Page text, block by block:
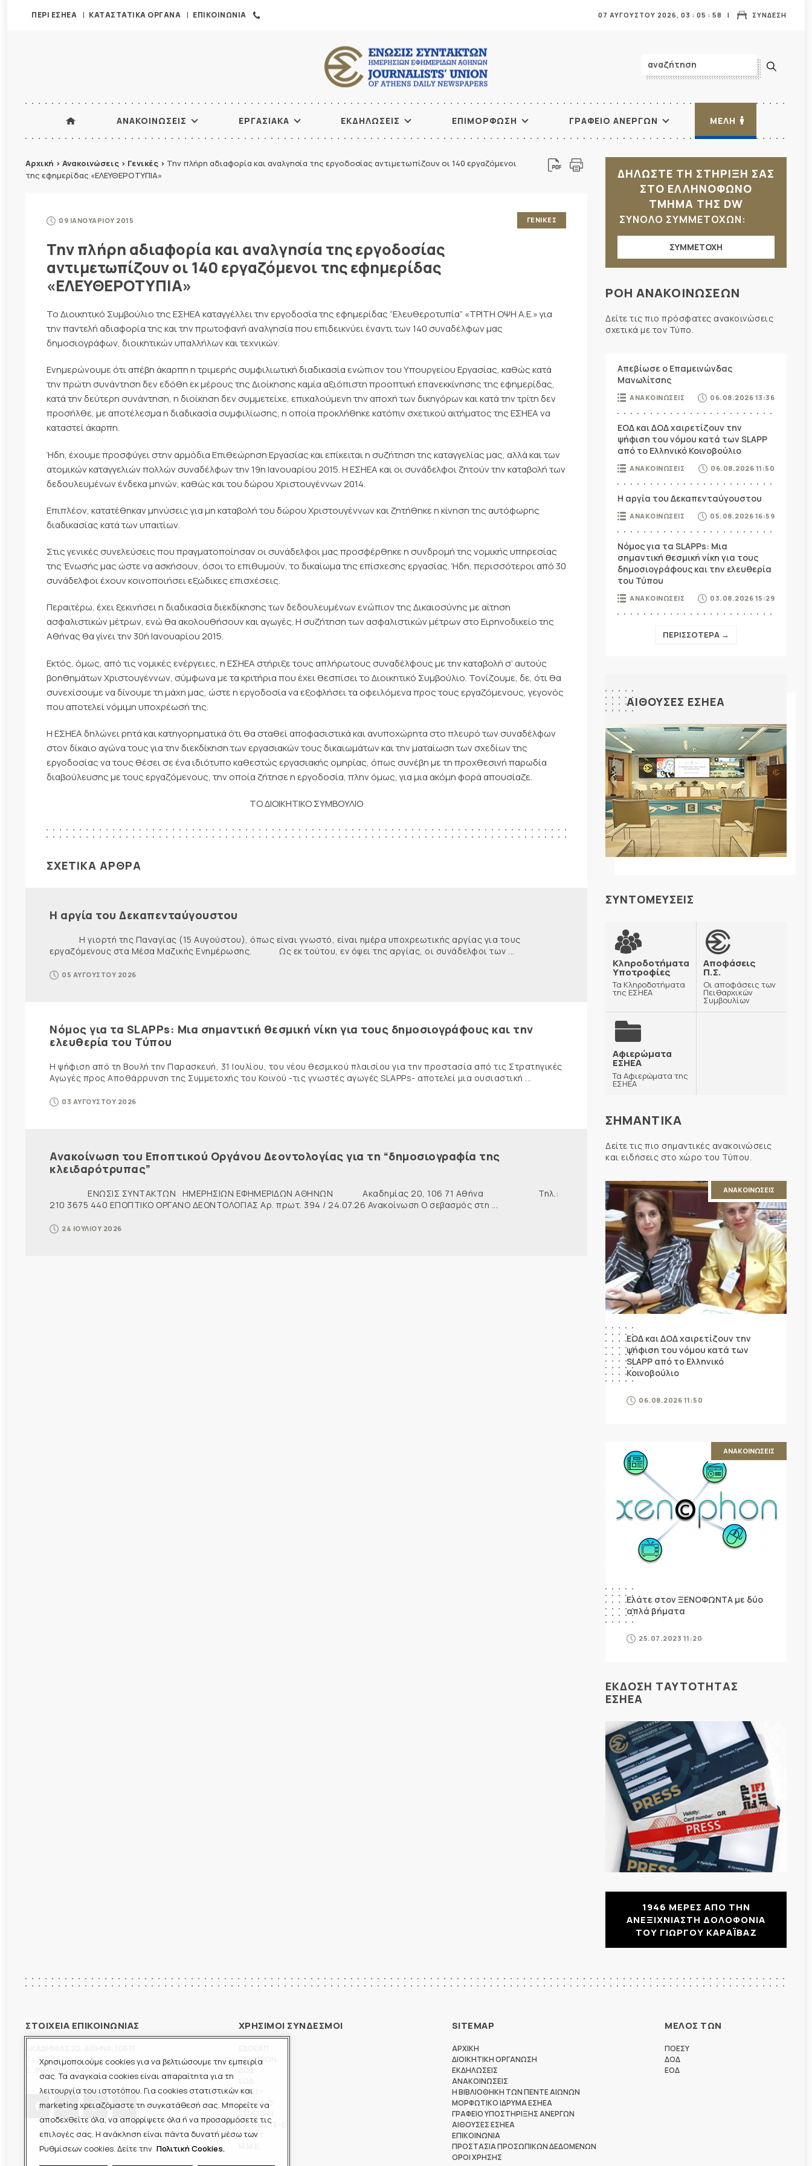
Χρησιμοποιούμε cookies για να βελτιώσουμε την εμπειρία
σας. Τα αναγκαία cookies είναι απαραίτητα για τη
λειτουργία του ιστοτόπου. Για cookies στατιστικών και
marketing χρειαζόμαστε τη συγκατάθεσή σας. Μπορείτε να
αποδεχθείτε όλα, να απορρίψετε όλα ή να προσαρμόσετε τις
επιλογές σας. Η ανάκληση είναι πάντα δυνατή μέσω των
Ρυθμίσεων cookies. Δείτε την Πολιτική Cookies.
ΠΕΡΙ ΕΣΗΕΑ ΚΑΤΑΣΤΑΤΙΚΑ ΟΡΓΑΝΑ ΕΠΙΚΟΙΝΩΝΙΑ ΣΥΝΔΕΣΗ
07 ΑΥΓΟΥΣΤΟΥ 2026, 03 : 06 : 00
ΑΝΑΚΟΙΝΩΣΕΙΣ ΕΡΓΑΣΙΑΚΑ ΕΚΔΗΛΩΣΕΙΣ ΕΠΙΜΟΡΦΩΣΗ ΓΡΑΦΕΙΟ ΑΝΕΡΓΩΝ ΜΕΛΗ
Αρχική > Ανακοινώσεις > Γενικές > Την πλήρη αδιαφορία και αναλγησία της εργοδοσίας αντιμετωπίζουν οι 140 εργαζόμενοι
της εφημερίδας «ΕΛΕΥΘΕΡΟΤΥΠΙΑ»
09 ΙΑΝΟΥΑΡΙΟΥ 2015 ΓΕΝΙΚΕΣ
Την πλήρη αδιαφορία και αναλγησία της εργοδοσίας
αντιμετωπίζουν οι 140 εργαζόμενοι της εφημερίδας
«ΕΛΕΥΘΕΡΟΤΥΠΙΑ»
Το Διοικητικό Συμβούλιο της ΕΣΗΕΑ καταγγέλλει την εργοδοσία της εφημερίδας “Ελευθεροτυπία” «ΤΡΙΤΗ ΟΨΗ Α.Ε.» για
την παντελή αδιαφορία της και την πρωτοφανή αναλγησία που επιδεικνύει έναντι των 140 συναδέλφων μας
δημοσιογράφων, διοικητικών υπαλλήλων και τεχνικών.
Ενημερώνουμε ότι απέβη άκαρπη η τριμερής συμφιλιωτική διαδικασία ενώπιον του Υπουργείου Εργασίας, καθώς κατά
την πρώτη συνάντηση δεν εδόθη εκ μέρους της Διοίκησης καμία αξιόπιστη προοπτική επανεκκίνησης της εφημερίδας,
κατά την δεύτερη συνάντηση, η διοίκηση δεν συμμετείχε, επικαλούμενη την αποχή των δικηγόρων και κατά την τρίτη δεν
προσήλθε, με αποτέλεσμα η διαδικασία συμφιλίωσης, η οποία προκλήθηκε κατόπιν σχετικού αιτήματος της ΕΣΗΕΑ να
καταστεί άκαρπη.
Ήδη, έχουμε προσφύγει στην αρμόδια Επιθεώρηση Εργασίας και επίκειται η συζήτηση της καταγγελίας μας, αλλά και των
ατομικών καταγγελιών πολλών συναδέλφων την 19η Ιανουαρίου 2015. Η ΕΣΗΕΑ και οι συνάδελφοι ζητούν την καταβολή των
δεδουλευμένων ένδεκα μηνών, καθώς και του δώρου Χριστουγέννων 2014.
Επιπλέον, κατατέθηκαν μηνύσεις για μη καταβολή του δώρου Χριστουγέννων και ζητήθηκε η κίνηση της αυτόφωρης
διαδικασίας κατά των υπαιτίων.
Στις γενικές συνελεύσεις που πραγματοποίησαν οι συνάδελφοι μας προσφέρθηκε η συνδρομή της νομικής υπηρεσίας
της Ένωσής μας ώστε να ασκήσουν, όσοι το επιθυμούν, το δικαίωμα της επίσχεσης εργασίας. Ήδη, περισσότεροι από 30
συνάδελφοι έχουν κοινοποιήσει εξώδικες επισχέσεις.
Περαιτέρω, έχει ξεκινήσει η διαδικασία διεκδίκησης των δεδουλευμένων ενώπιον της Δικαιοσύνης με αίτηση
ασφαλιστικών μέτρων, ενώ θα ακολουθήσουν και αγωγές. Η συζήτηση των ασφαλιστικών μέτρων στο Ειρηνοδικείο της
Αθήνας θα γίνει την 30ή Ιανουαρίου 2015.
Εκτός, όμως, από τις νομικές ενέργειες, η ΕΣΗΕΑ στήριξε τους απλήρωτους συναδέλφους με την καταβολή σ’ αυτούς
βοηθημάτων Χριστουγέννων, σύμφωνα με τα κριτήρια που έχει θεσπίσει το Διοικητικό Συμβούλιο. Τονίζουμε, δε, ότι θα
συνεχίσουμε να δίνουμε τη μάχη μας, ώστε η εργοδοσία να εξοφλήσει τα οφειλόμενα προς τους εργαζόμενους, γεγονός
που αποτελεί νόμιμη υποχρέωσή της.
Η ΕΣΗΕΑ δηλώνει ρητά και κατηγορηματικά ότι θα σταθεί αποφασιστικά και ανυποχώρητα στο πλευρό των συναδέλφων
στον δίκαιο αγώνα τους για την διεκδίκηση των εργασιακών τους δικαιωμάτων και την ματαίωση των σχεδίων της
εργοδοσίας να τους θέσει σε ένα ιδιότυπο καθεστώς εργασιακής ομηρίας, όπως συνέβη με τη προχθεσινή παρωδία
διαβούλευσης με τους εργαζόμενους, την οποία ζήτησε η εργοδοσία, πλην όμως, για μια ακόμη φορά απουσίαζε.
ΤΟ ΔΙΟΙΚΗΤΙΚΟ ΣΥΜΒΟΥΛΙΟ
ΣΧΕΤΙΚΑ ΑΡΘΡΑ
Η αργία του Δεκαπενταύγουστου
Η γιορτή της Παναγίας (15 Αυγούστου), όπως είναι γνωστό, είναι ημέρα υποχρεωτικής αργίας για τους
εργαζόμενους στα Μέσα Μαζικής Ενημέρωσης. Ως εκ τούτου, εν όψει της αργίας, οι συνάδελφοι των ...
05 ΑΥΓΟΥΣΤΟΥ 2026
Νόμος για τα SLAPPs: Μια σημαντική θεσμική νίκη για τους δημοσιογράφους και την
ελευθερία του Τύπου
Η ψήφιση από τη Βουλή την Παρασκευή, 31 Ιουλίου, του νέου θεσμικού πλαισίου για την προστασία από τις Στρατηγικές
Αγωγές προς Αποθάρρυνση της Συμμετοχής του Κοινού -τις γνωστές αγωγές SLAPPs- αποτελεί μια ουσιαστική ...
03 ΑΥΓΟΥΣΤΟΥ 2026
Ανακοίνωση του Εποπτικού Οργάνου Δεοντολογίας για τη “δημοσιογραφία της
κλειδαρότρυπας”
ΕΝΩΣΙΣ ΣΥΝΤΑΚΤΩΝ ΗΜΕΡΗΣΙΩΝ ΕΦΗΜΕΡΙΔΩΝ ΑΘΗΝΩΝ Ακαδημίας 20, 106 71 Αθήνα Τηλ.:
210 3675 440 ΕΠΟΠΤΙΚΟ ΟΡΓΑΝΟ ΔΕΟΝΤΟΛΟΓΙΑΣ Αρ. πρωτ. 394 / 24.07.26 Ανακοίνωση Ο σεβασμός στη ...
24 ΙΟΥΛΙΟΥ 2026
ΔΗΛΩΣΤΕ ΤΗ ΣΤΗΡΙΞΗ ΣΑΣ
ΣΤΟ ΕΛΛΗΝΟΦΩΝΟ
ΤΜΗΜΑ ΤΗΣ DW
ΣΥΝΟΛΟ ΣΥΜΜΕΤΟΧΩΝ:
ΣΥΜΜΕΤΟΧΗ
ΡΟΗ ΑΝΑΚΟΙΝΩΣΕΩΝ
Δείτε τις πιο πρόσφατες ανακοινώσεις
σχετικά με τον Τύπο.
Απεβίωσε ο Επαμεινώνδας
Μανωλίτσης
ΑΝΑΚΟΙΝΩΣΕΙΣ 06.08.2026 13:36
ΕΟΔ και ΔΟΔ χαιρετίζουν την
ψήφιση του νόμου κατά των SLAPP
από το Ελληνικό Κοινοβούλιο
ΑΝΑΚΟΙΝΩΣΕΙΣ 06.08.2026 11:50
Η αργία του Δεκαπενταύγουστου
ΑΝΑΚΟΙΝΩΣΕΙΣ 05.08.2026 16:59
Νόμος για τα SLAPPs: Μια
σημαντική θεσμική νίκη για τους
δημοσιογράφους και την ελευθερία
του Τύπου
ΑΝΑΚΟΙΝΩΣΕΙΣ 03.08.2026 15:29
ΠΕΡΙΣΣΟΤΕΡΑ →
ΑΙΘΟΥΣΕΣ ΕΣΗΕΑ
ΣΥΝΤΟΜΕΥΣΕΙΣ
Κληροδοτήματα
Υποτροφίες
Τα Κληροδοτήματα
της ΕΣΗΕΑ
Αποφάσεις
Π.Σ.
Οι αποφάσεις των
Πειθαρχικών
Συμβουλίων
Αφιερώματα
ΕΣΗΕΑ
Τα Αφιερώματα της
ΕΣΗΕΑ
ΣΗΜΑΝΤΙΚΑ
Δείτε τις πιο σημαντικές ανακοινώσεις
και ειδήσεις στο χώρο του Τύπου.
ΑΝΑΚΟΙΝΩΣΕΙΣ
ΕΟΔ και ΔΟΔ χαιρετίζουν την
ψήφιση του νόμου κατά των
SLAPP από το Ελληνικό
Κοινοβούλιο
06.08.2026 11:50
ΑΝΑΚΟΙΝΩΣΕΙΣ
Ελάτε στον ΞΕΝΟΦΩΝΤΑ με δύο
απλά βήματα
25.07.2023 11:20
ΕΚΔΟΣΗ ΤΑΥΤΟΤΗΤΑΣ
ΕΣΗΕΑ
1946 ΜΕΡΕΣ ΑΠΟ ΤΗΝ
ΑΝΕΞΙΧΝΙΑΣΤΗ ΔΟΛΟΦΟΝΙΑ
ΤΟΥ ΓΙΩΡΓΟΥ ΚΑΡΑΪΒΑΖ
ΣΤΟΙΧΕΙΑ ΕΠΙΚΟΙΝΩΝΙΑΣ
210-3675400
ΧΡΗΣΙΜΟΙ ΣΥΝΔΕΣΜΟΙ
ΞΕΝΟΦΩΝ
ΠΟΕΣΥ
ΕΣΗΕΜ-Θ
ΕΣΗΕΘΣΤΕ-Ε
ΕΣΠΗΤ
SITEMAP
ΑΡΧΙΚΗ
ΔΙΟΙΚΗΤΙΚΗ ΟΡΓΑΝΩΣΗ
ΕΚΔΗΛΩΣΕΙΣ
ΑΝΑΚΟΙΝΩΣΕΙΣ
Η ΒΙΒΛΙΟΘΗΚΗ ΤΩΝ ΠΕΝΤΕ ΑΙΩΝΩΝ
ΜΟΡΦΩΤΙΚΟ ΙΔΡΥΜΑ ΕΣΗΕΑ
ΓΡΑΦΕΙΟ ΥΠΟΣΤΗΡΙΞΗΣ ΑΝΕΡΓΩΝ
ΑΙΘΟΥΣΕΣ ΕΣΗΕΑ
ΕΠΙΚΟΙΝΩΝΙΑ
ΠΡΟΣΤΑΣΙΑ ΠΡΟΣΩΠΙΚΩΝ ΔΕΔΟΜΕΝΩΝ
ΟΡΟΙ ΧΡΗΣΗΣ
ΜΕΛΟΣ ΤΩΝ
ΠΟΕΣΥ
ΔΟΔ
ΕΟΔ